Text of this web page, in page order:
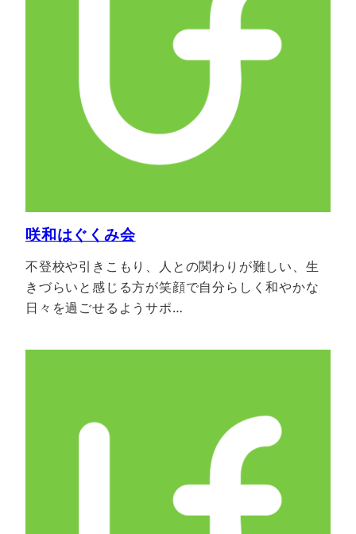
咲和はぐくみ会
不登校や引きこもり、人との関わりが難しい、生
きづらいと感じる方が笑顔で自分らしく和やかな
日々を過ごせるようサポ…